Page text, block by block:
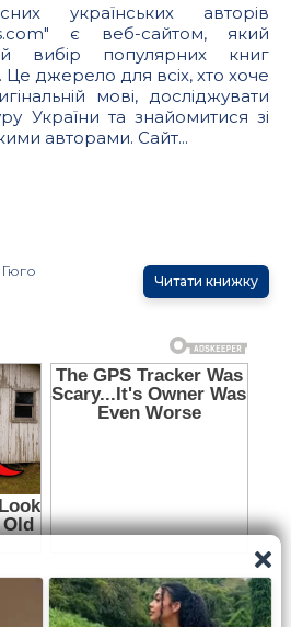
українських авторів
є веб-сайтом, який
вибір популярних книг
джерело для всіх, хто хоче
мові, досліджувати
України та знайомитися зі
авторами. Сайт...
Гюго
Читати книжку